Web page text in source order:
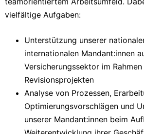
vielfältige Aufgaben:
Unterstützung unserer
internationalen Mandant:innen
Versicherungssektor im
Revisionsprojekten
Analyse von Prozessen,
Optimierungsvorschlägen und
unserer Mandant:innen beim